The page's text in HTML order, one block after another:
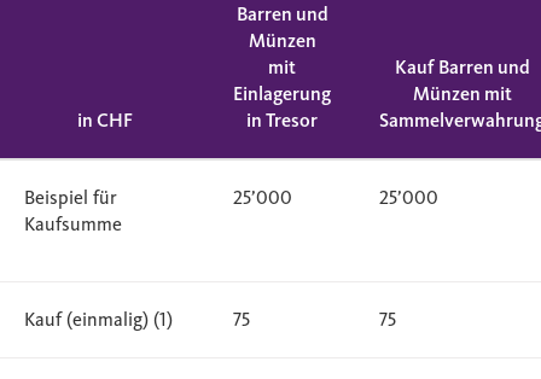
in CHF
Barren und
Münzen
mit
Einlagerung
in Tresor
Kauf Barren und
Münzen mit
Beispiel für
Kaufsumme
25’000 25’000
Kauf (einmalig) (1) 75 75